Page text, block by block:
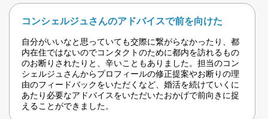
コンシェルジュさんのアドバイスで前を向けた
自分がいいなと思っていても交際に繋がらなかったり、都
内在住ではないのでコンタクトのために都内を訪れるもの
のお断りされたりと、辛いこともありました。担当のコン
シェルジュさんからプロフィールの修正提案やお断りの理
由のフィードバックをいただくなど、婚活を続けていくに
あたり必要なアドバイスをいただいたおかげで前向きに捉
えることができました。